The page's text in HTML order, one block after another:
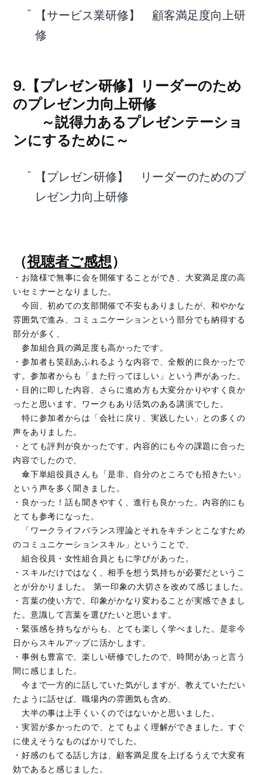
【サービス業研修】 顧客満足度向上研
修
9.【プレゼン研修】リーダーのため
のプレゼン力向上研修
～説得力あるプレゼンテーショ
ンにするために～
【プレゼン研修】 リーダーのためのプ
レゼン力向上研修
（視聴者ご感想）
・お陰様で無事に会を開催することができ、大変満足度の高
いセミナーとなりました。
今回、初めての支部開催で不安もありましたが、和やかな
雰囲気で進み、コミュニケーションという部分でも納得する
部分が多く、
参加組合員の満足度も高かったです。
・参加者も笑顔あふれるような内容で、全般的に良かったで
す。参加者からも「また行ってほしい」という声があった。
・目的に即した内容、さらに進め方も大変分かりやすく良か
ったと思います。ワークもあり活気のある講演でした。
特に参加者からは「会社に戻り、実践したい」との多くの
声をありました。
・とても評判が良かったです。内容的にも今の課題に合った
内容でしたので、
傘下単組役員さんも「是非、自分のところでも招きたい」
という声を多く聞きました。
・良かった！話も聞きやすく、進行も良かった。内容的にも
とても参考になった。
「ワークライフバランス理論とそれをキチンとこなすため
のコミュニケーションスキル」ということで、
組合役員・女性組合員ともに学びがあった。
・スキルだけではなく、相手を想う気持ちが必要だというこ
とが分かりました。 第一印象の大切さを改めて感じました。
・言葉の使い方で、印象がかなり変わることが実感できまし
た。意識して言葉を選びたいと思います。
・緊張感を持ちながらも、とても楽しく学べました。是非今
日からスキルアップに活かします。
・事例も豊富で、楽しい研修でしたので、時間があっと言う
間に感じました。
今まで一方的に話していた気がしますが、教えていただい
たように話せば、職場内の雰囲気も含め、
大半の事は上手くいくのではないかと思いました。
・実習が多かったので、とてもよく理解ができました。すぐ
に使えそうなものばかりでした。
・好感のもてる話し方は、顧客満足度を上げるうえで大変有
効であると感じました。